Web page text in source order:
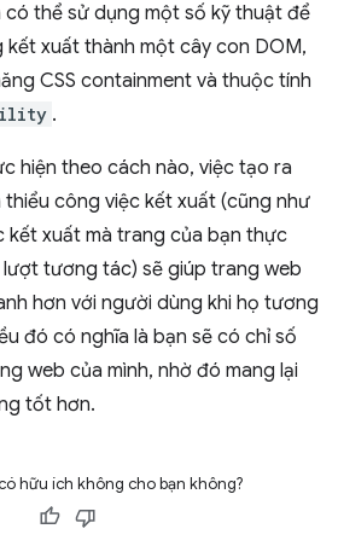
thể sử dụng một số kỹ thuật để
xuất thành một cây con DOM,
CSS containment và thuộc tính
.
hiện theo cách nào, việc tạo ra
công việc kết xuất (cũng như
kết xuất mà trang của bạn thực
tương tác) sẽ giúp trang web
hơn với người dùng khi họ tương
đó có nghĩa là bạn sẽ có chỉ số
web của mình, nhờ đó mang lại
tốt hơn.
hữu ích không cho bạn không?